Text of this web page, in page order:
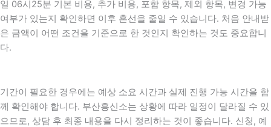
일 06시25분 기본 비용, 추가 비용, 포함 항목, 제외 항목, 변경 가능
여부가 있는지 확인하면 이후 혼선을 줄일 수 있습니다. 처음 안내받
은 금액이 어떤 조건을 기준으로 한 것인지 확인하는 것도 중요합니
다.
기간이 필요한 경우에는 예상 소요 시간과 실제 진행 가능 시간을 함
께 확인해야 합니다. 부산흥신소는 상황에 따라 일정이 달라질 수 있
으므로, 상담 후 최종 내용을 다시 정리하는 것이 좋습니다. 신청, 예